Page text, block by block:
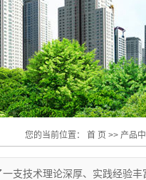
您的当前位置： 首 页 >> 产品
支技术理论深厚、实践经验